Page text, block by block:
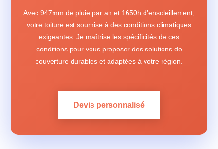
Avec 947mm de pluie par an et 1650h d'ensoleillement,
votre toiture est soumise à des conditions climatiques
exigeantes. Je maîtrise les spécificités de ces
conditions pour vous proposer des solutions de
couverture durables et adaptées à votre région.
Devis personnalisé